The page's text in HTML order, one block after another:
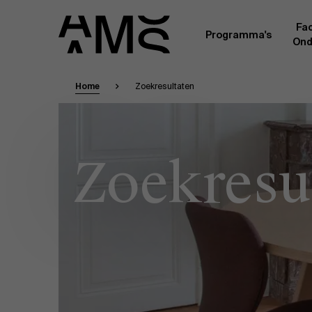
Programma's
Part-time programma's
Programma's op maat
Financiën
Faculty
Een kern van voltijdse academici, in dienst
Universiteit Antwerpen, vormt de
gemeenschap. Aanvullend daarop heeft
andere universiteiten, lokaal en
praktijkervaring in de bedrijfswereld een
Door hun specifieke expertise en hun
volledige, praktijkgericht en wetenschappelijk
managementinzichten. Samen bezorgen zij
leerervaring van topkwaliteit.
Home Zoekresultaten